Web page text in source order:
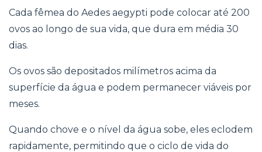
Cada fêmea do Aedes aegypti pode colocar até 200
ovos ao longo de sua vida, que dura em média 30
dias.
Os ovos são depositados milímetros acima da
superfície da água e podem permanecer viáveis por
meses.
Quando chove e o nível da água sobe, eles eclodem
rapidamente, permitindo que o ciclo de vida do